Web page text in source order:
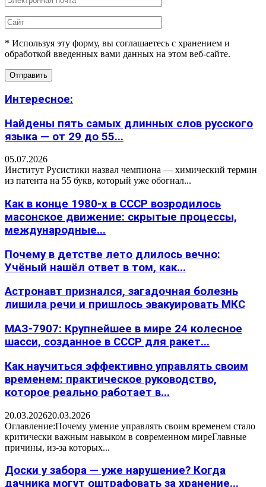
* Используя эту форму, вы соглашаетесь с хранением и
обработкой введенных вами данных на этом веб-сайте.
Интересное:
Найдены пять самых длинных слов русского
языка — от 29 до 55...
05.07.2026
Институт Русистики назвал чемпиона — химический термин
из патента на 55 букв, который уже обогнал...
Как в конце 1980-х в СССР возродилось
масонское движение: скрытые процессы,
международные...
Почему в детстве лето длилось вечно:
Учёный нашёл ответ в том, как...
Астронавт признался, загадочная болезнь
лишила речи и пришлось эвакуировать МКС
МАЗ-7907: Крупнейшее в мире 24 колесное
шасси, созданное в СССР для ракет...
Как научиться эффективно управлять своим
временем: практическое руководство,
которое реально работает в...
20.03.202620.03.2026
Оглавление:Почему умение управлять своим временем стало
критически важным навыком в современном миреГлавные
причины, из-за которых...
Доски у забора — уже нарушение? Когда
дачника могут оштрафовать за хранение...